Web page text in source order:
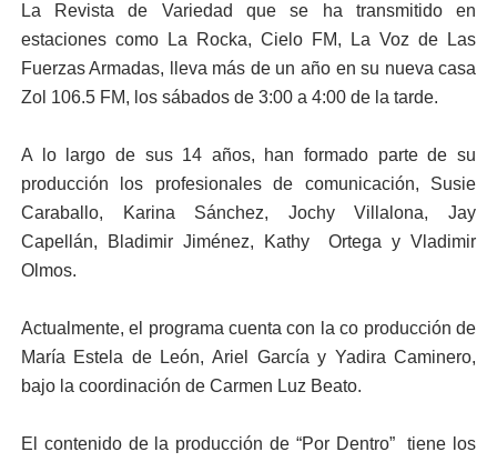
La Revista de Variedad que se ha transmitido en
estaciones como La Rocka, Cielo FM, La Voz de Las
Fuerzas Armadas, lleva más de un año en su nueva casa
Zol 106.5 FM, los sábados de 3:00 a 4:00 de la tarde.
A lo largo de sus 14 años, han formado parte de su
producción los profesionales de comunicación, Susie
Caraballo, Karina Sánchez, Jochy Villalona, Jay
Capellán, Bladimir Jiménez, Kathy Ortega y Vladimir
Olmos.
Actualmente, el programa cuenta con la co producción de
María Estela de León, Ariel García y Yadira Caminero,
bajo la coordinación de Carmen Luz Beato.
El contenido de la producción de “Por Dentro” tiene los